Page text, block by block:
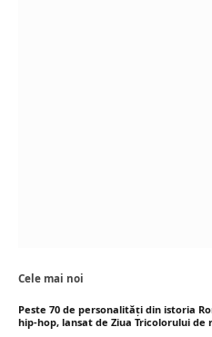
Cele mai noi
Peste 70 de personalități din istoria
hip-hop, lansat de Ziua Tricolorului de